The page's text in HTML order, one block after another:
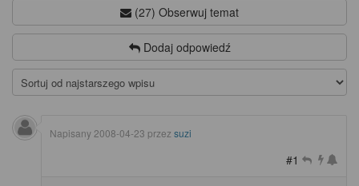
(27) Obserwuj temat
Dodaj odpowiedź
Napisany 2008-04-23 przez suzi
#1